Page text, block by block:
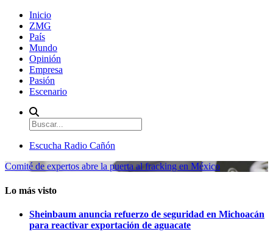
Inicio
ZMG
País
Mundo
Opinión
Empresa
Pasión
Escenario
Escucha Radio Cañón
Comité de expertos abre la puerta al fracking en México
Lo más visto
Sheinbaum anuncia refuerzo de seguridad en Michoacán
para reactivar exportación de aguacate